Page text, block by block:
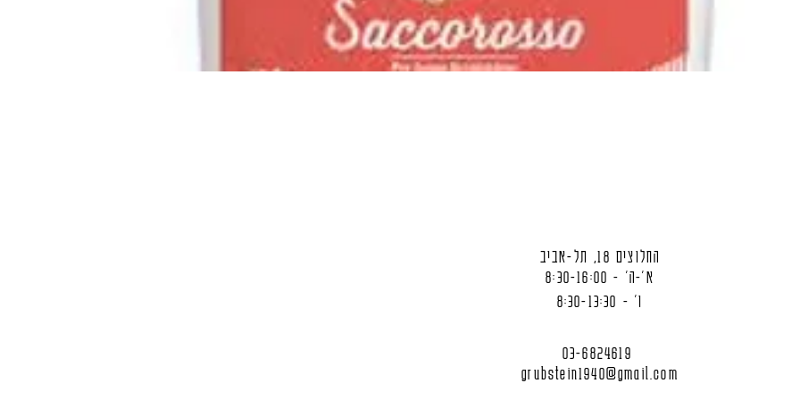
החלוצים 18, תל-אביב
א'-ה' - 8:30-16:00
ו' - 8:30-13:30
03-6824619
grubstein1940@gmail.com